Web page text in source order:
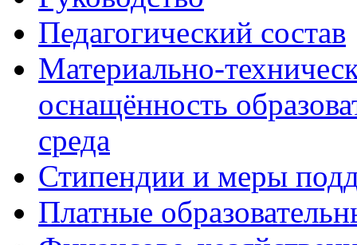
Педагогический состав
Материально-
оснащённость
среда
Стипендии и меры
Платные